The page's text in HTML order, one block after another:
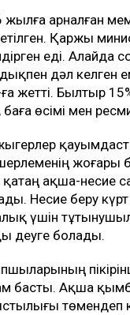
жылға арналған
Қаржы
еді.
дәл келген
жетті. Былтыр
баға өсімі мен
жоғары
қатаң ақша-несие
Несие беру
үшін
деуге болады.
басты. Ақша
төмендеп